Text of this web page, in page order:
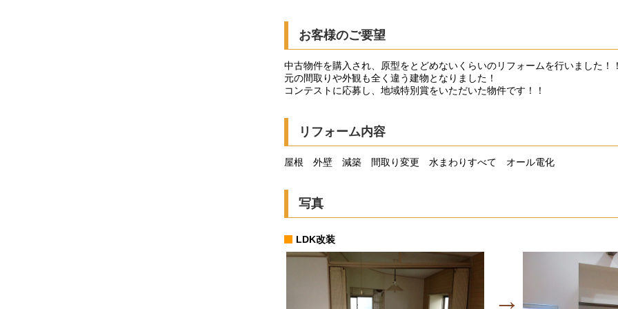
お客様のご要望
中古物件を購入され、原型をとどめないくらいのリフォームを行いました！
元の間取りや外観も全く違う建物となりました！
コンテストに応募し、地域特別賞をいただいた物件です！！
リフォーム内容
屋根 外壁 減築 間取り変更 水まわりすべて オール電化
写真
LDK改装